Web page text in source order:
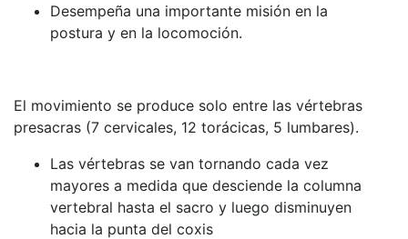
Desempeña una importante misión en la
postura y en la locomoción.
El movimiento se produce solo entre las vértebras
presacras (7 cervicales, 12 torácicas, 5 lumbares).
Las vértebras se van tornando cada vez
mayores a medida que desciende la columna
vertebral hasta el sacro y luego disminuyen
hacia la punta del coxis